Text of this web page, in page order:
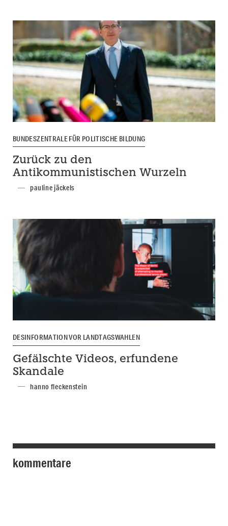
BUNDESZENTRALE FÜR POLITISCHE BILDUNG
Zurück zu den
Antikommunistischen Wurzeln
pauline jäckels
DESINFORMATION VOR LANDTAGSWAHLEN
Gefälschte Videos, erfundene
Skandale
hanno fleckenstein
kommentare